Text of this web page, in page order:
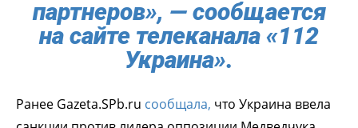
партнеров», — сообщается
на сайте телеканала «112
Украина».
Ранее Gazeta.SPb.ru сообщала, что Украина ввела